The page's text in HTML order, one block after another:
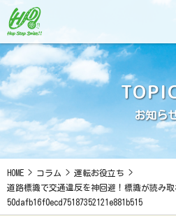
お知ら
HOME > コラム > 運転お役立ち >
道路標識で交通違反を神回避！標識が読み
50dafb16f0ecd75187352121e881b515